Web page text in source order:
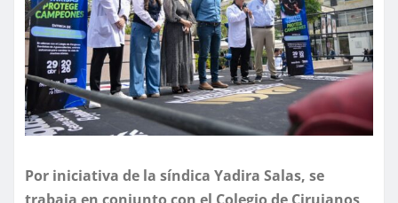
Por iniciativa de la síndica Yadira Salas, se